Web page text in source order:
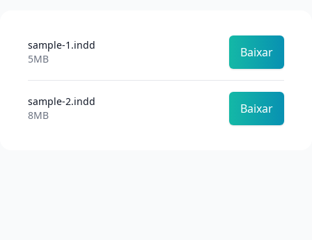
sample-1.indd
5MB
Baixar
sample-2.indd
8MB
Baixar